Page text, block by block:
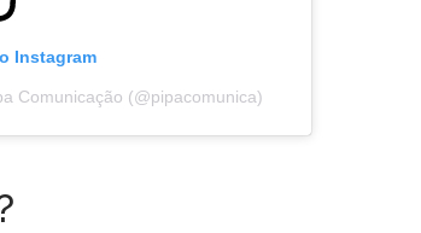
Instagram
Comunicação (@pipacomunica)